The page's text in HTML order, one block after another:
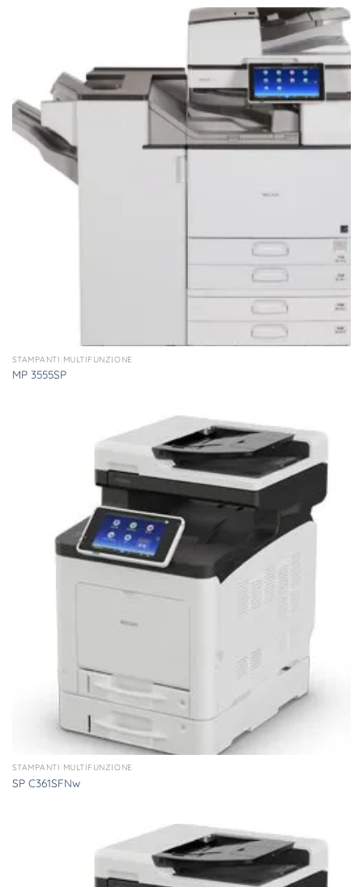
STAMPANTI MULTIFUNZIONE
MP 3555SP
STAMPANTI MULTIFUNZIONE
SP C361SFNw